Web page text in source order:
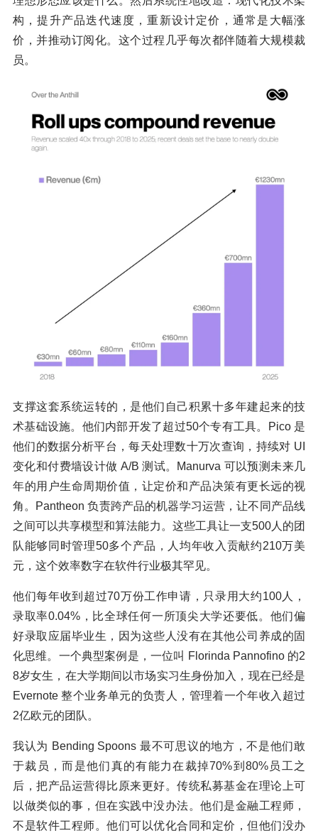
构，提升产品迭代速度，重新设计定价，通常是大幅涨
价，并推动订阅化。这个过程几乎每次都伴随着大规模裁
员。
支撑这套系统运转的，是他们自己积累十多年建起来的技
术基础设施。他们内部开发了超过50个专有工具。Pico 是
他们的数据分析平台，每天处理数十万次查询，持续对 UI
变化和付费墙设计做 A/B 测试。Manurva 可以预测未来几
年的用户生命周期价值，让定价和产品决策有更长远的视
角。Pantheon 负责跨产品的机器学习运营，让不同产品线
之间可以共享模型和算法能力。这些工具让一支500人的团
队能够同时管理50多个产品，人均年收入贡献约210万美
元，这个效率数字在软件行业极其罕见。
他们每年收到超过70万份工作申请，只录用大约100人，
录取率0.04%，比全球任何一所顶尖大学还要低。他们偏
好录取应届毕业生，因为这些人没有在其他公司养成的固
化思维。一个典型案例是，一位叫 Florinda Pannofino 的2
8岁女生，在大学期间以市场实习生身份加入，现在已经是
Evernote 整个业务单元的负责人，管理着一个年收入超过
2亿欧元的团队。
我认为 Bending Spoons 最不可思议的地方，不是他们敢
于裁员，而是他们真的有能力在裁掉70%到80%员工之
后，把产品运营得比原来更好。传统私募基金在理论上可
以做类似的事，但在实践中没办法。他们是金融工程师，
不是软件工程师。他们可以优化合同和定价，但他们没办